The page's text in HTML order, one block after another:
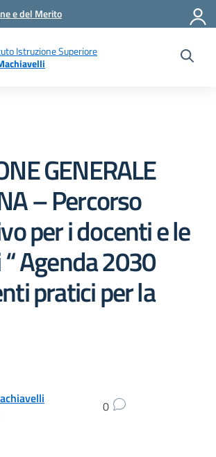
e del Merito
Istruzione Superiore
GENERALE
– Percorso
per i docenti e le
Agenda 2030
pratici per la
0